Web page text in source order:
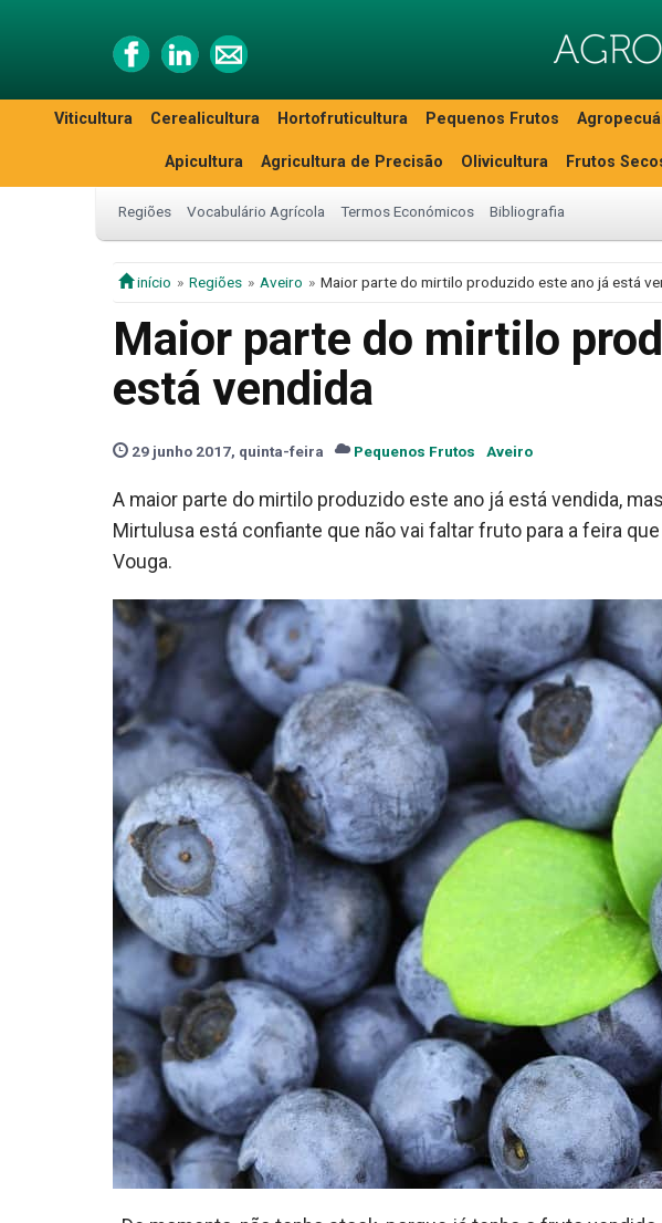
Viticultura Cerealicultura Hortofruticultura Pequenos Frutos
Apicultura Agricultura de Precisão Olivicultura Frutos
Regiões Vocabulário Agrícola Termos Económicos Bibliografia
início Regiões Aveiro Maior parte do mirtilo produzido este ano já está
Maior parte do mirtilo
está vendida
29 junho 2017, quinta-feira Pequenos Frutos Aveiro
A maior parte do mirtilo produzido este ano já está vendida,
Mirtulusa está confiante que não vai faltar fruto para a feira
Vouga.